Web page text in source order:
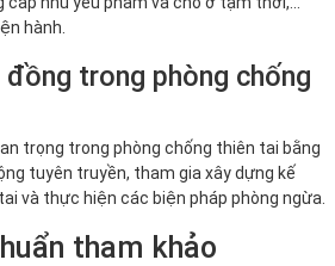
hành.
trong phòng chống
trọng trong phòng chống thiên tai bằng
tuyên truyền, tham gia xây dựng kế
và thực hiện các biện pháp phòng ngừa.
tham khảo